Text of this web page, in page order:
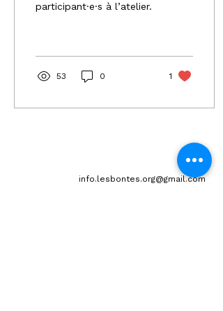
participant·e·s à l’atelier.
53 0 1
info.lesbontes.org@gmail.com